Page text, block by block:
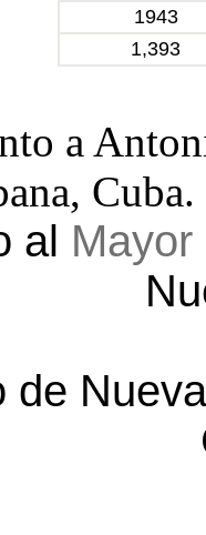
1943
1,393
al
de